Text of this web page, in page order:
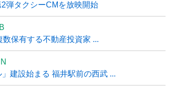
弾タクシーCMを放映開始
保有する不動産投資家 ...
建設始まる 福井駅前の西武 ...